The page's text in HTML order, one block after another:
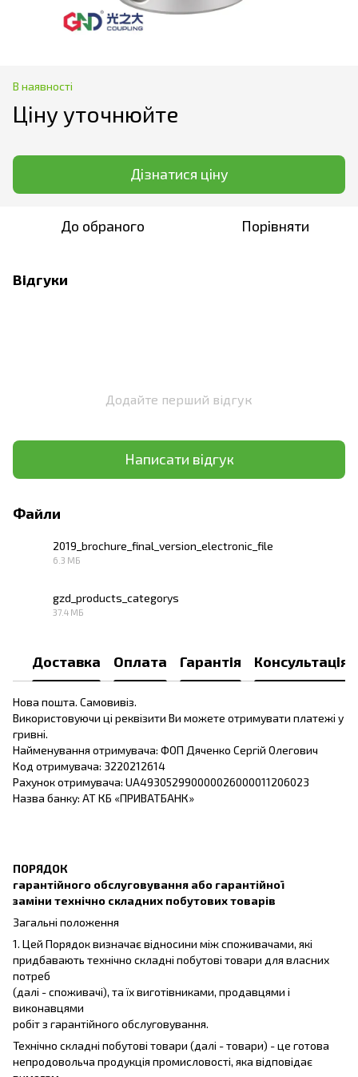
В наявності
Ціну уточнюйте
Дізнатися ціну
До обраного Порівняти
Відгуки
Додайте перший відгук
Написати відгук
Файли
2019_brochure_final_version_electronic_file
6.3 МБ
gzd_products_categorys
37.4 МБ
Доставка Оплата Гарантія Консультація
Нова пошта. Самовивіз.
Використовуючи ці реквізити Ви можете отримувати платежі у
гривні.
Найменування отримувача: ФОП Дяченко Сергій Олегович
Код отримувача: 3220212614
Рахунок отримувача: UA493052990000026000011206023
Назва банку: АТ КБ «ПРИВАТБАНК»
ПОРЯДОК
гарантійного обслуговування або гарантійної
заміни технічно складних побутових товарів
Загальні положення
1. Цей Порядок визначає відносини між споживачами, які
придбавають технічно складні побутові товари для власних
потреб
(далі - споживачі), та їх виготівниками, продавцями і
виконавцями
робіт з гарантійного обслуговування.
Технічно складні побутові товари (далі - товари) - це готова
непродовольча продукція промисловості, яка відповідає